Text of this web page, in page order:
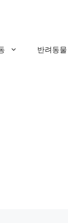
반려동